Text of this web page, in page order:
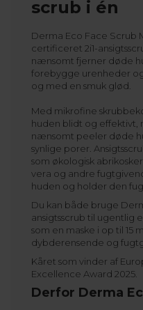
scrub i én
Derma Eco Face Scrub
certificeret 2i1-
nænsomt fjerner døde
forebygge urenheder
og med en smuk glød.
Med mikrofine
huden blidt og effektivt,
nænsomt peeler døde
synlige porer.
som økologisk
vera og andre
huden og holder den
Du kan både bruge
ansigtsscrub til ugentlig
som en maske i op til 15
dybderensende og
Kåret som vinder af
Excellence Award 2025.
Derfor Derma